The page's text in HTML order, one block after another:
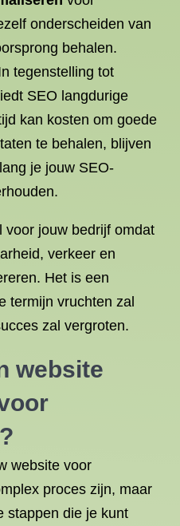
onderscheiden van
behalen.
tegenstelling tot
SEO langdurige
kan kosten om goede
te behalen, blijven
je jouw SEO-
voor jouw bedrijf omdat
verkeer en
Het is een
termijn vruchten zal
zal vergroten.
website
?
website voor
proces zijn, maar
stappen die je kunt